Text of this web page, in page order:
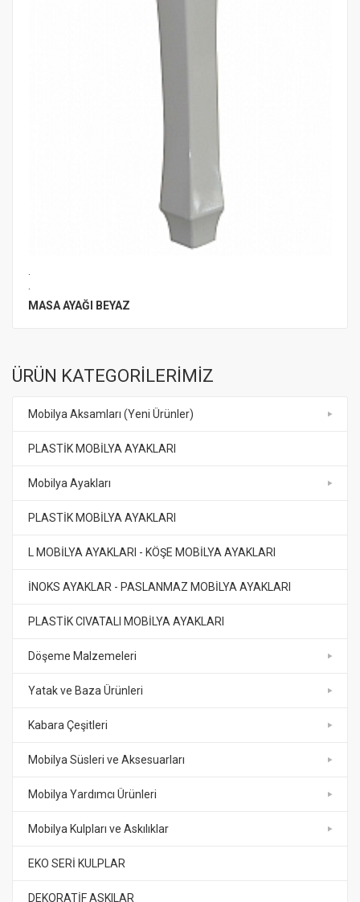
MASA AYAĞI BEYAZ
ÜRÜN KATEGORİLERİMİZ
Mobilya Aksamları (Yeni Ürünler)
PLASTİK MOBİLYA AYAKLARI
Mobilya Ayakları
PLASTİK MOBİLYA AYAKLARI
L MOBİLYA AYAKLARI - KÖŞE MOBİLYA AYAKLARI
İNOKS AYAKLAR - PASLANMAZ MOBİLYA AYAKLARI
PLASTİK CIVATALI MOBİLYA AYAKLARI
Döşeme Malzemeleri
Yatak ve Baza Ürünleri
Kabara Çeşitleri
Mobilya Süsleri ve Aksesuarları
Mobilya Yardımcı Ürünleri
Mobilya Kulpları ve Askılıklar
EKO SERİ KULPLAR
DEKORATİF ASKILAR